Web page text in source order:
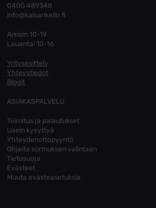
0400 489348
info@kaisankello.fi
Arkisin 10-19
Lauantai 10-16
Yritysesittely
Yhteystiedot
Blogit
ASIAKASPALVELU
Toimitus ja palautukset
Usein kysyttyä
Yhteydenottopyyntö
Ohjeita sormuksen valintaan
Tietosuoja
Evästeet
Muuta evästeasetuksia